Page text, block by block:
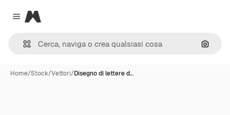
Close menu
Magnific
Cerca
Home/Stock/Vettori/Disegno di lettere d…